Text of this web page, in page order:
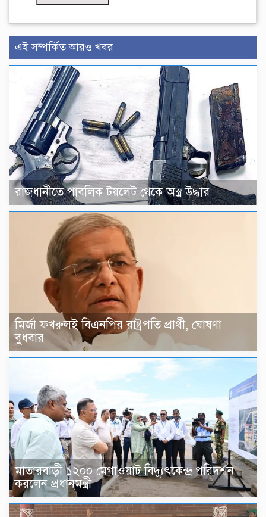
এই সম্পর্কিত আরও খবর
রাজধানীতে পাবলিক টয়লেট থেকে অস্ত্র উদ্ধার
মির্জা ফখরুলই বিএনপির রাষ্ট্রপতি প্রার্থী, ঘোষণা
বুধবার
মাতারবাড়ী ১২০০ মেগাওয়াট বিদ্যুৎকেন্দ্র পরিদর্শন
করলেন প্রধানমন্ত্রী